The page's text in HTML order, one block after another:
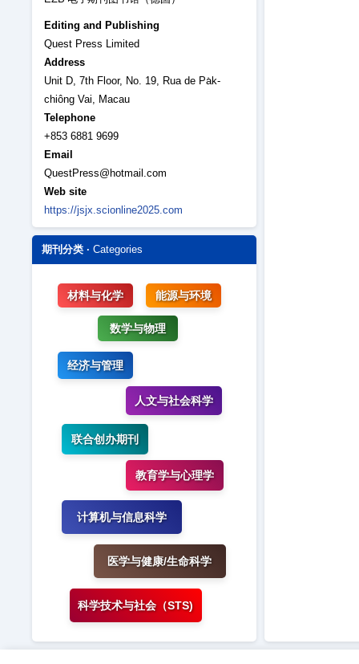
Editing and Publishing
Quest Press Limited
Address
Unit D, 7th Floor, No. 19, Rua de Pa̍k-
chiông Vai, Macau
Telephone
+853 6881 9699
Email
QuestPress@hotmail.com
Web site
https://jsjx.scionline2025.com
期刊分类 · Categories
材料与化学 能源与环境
数学与物理
经济与管理
人文与社会科学
联合创办期刊
教育学与心理学
计算机与信息科学
医学与健康/生命科学
科学技术与社会（STS)